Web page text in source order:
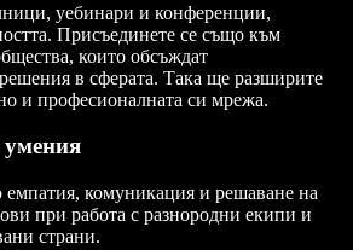
уебинари и конференции,
Присъединете се също към
които обсъждат
в сферата. Така ще разширите
и професионалната си мрежа.
умения
емпатия, комуникация и решаване на
при работа с разнородни екипи и
страни.